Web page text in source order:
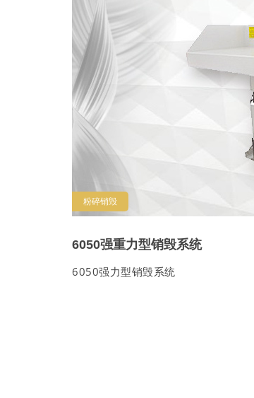
粉碎销毁
6050强重力型销毁系统
6050强力型销毁系统